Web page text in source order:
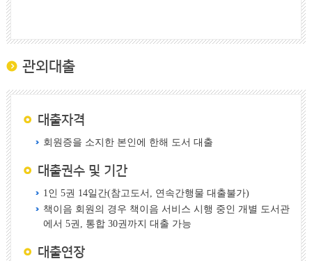
관외대출
대출자격
회원증을 소지한 본인에 한해 도서 대출
대출권수 및 기간
1인 5권 14일간(참고도서, 연속간행물 대출불가)
책이음 회원의 경우 책이음 서비스 시행 중인 개별 도서관
에서 5권, 통합 30권까지 대출 가능
대출연장